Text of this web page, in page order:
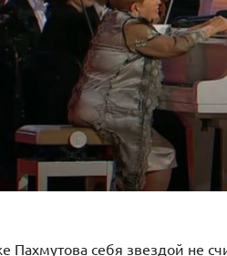
Пахмутова себя звездой не